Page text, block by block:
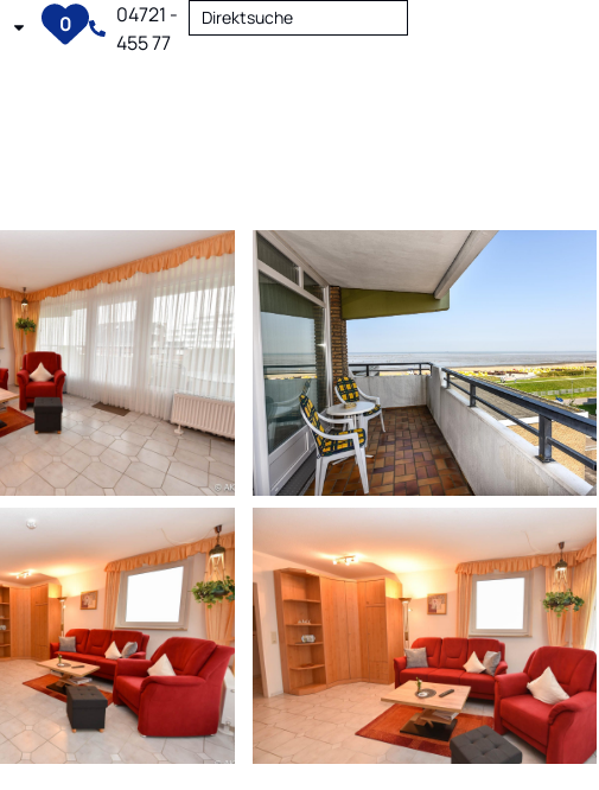
0
04721 -
455 77
Direktsuche